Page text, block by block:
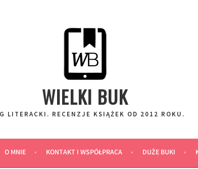
WIELKI BUK
LITERACKI. RECENZJE KSIĄŻEK OD 2012 ROKU.
O MNIE KONTAKT I WSPÓŁPRACA DUŻE BUKI